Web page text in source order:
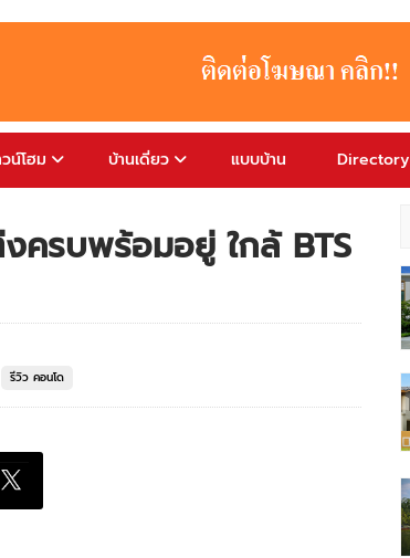
น์โฮม บ้านเดี่ยว แบบบ้าน Directory
ครบพร้อมอยู่ ใกล้ BTS
รีวิว คอนโด